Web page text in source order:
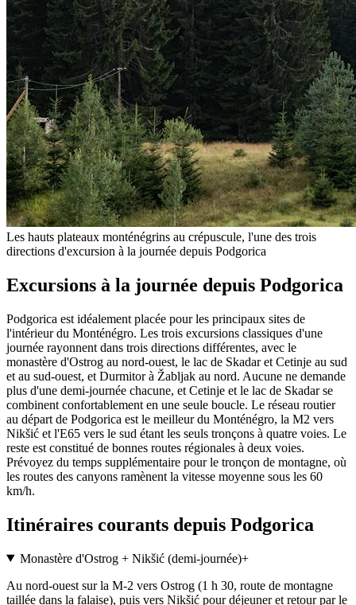
Les hauts plateaux monténégrins au crépuscule, l'une des trois
directions d'excursion à la journée depuis Podgorica
Excursions à la journée depuis Podgorica
Podgorica est idéalement placée pour les principaux sites de
l'intérieur du Monténégro. Les trois excursions classiques d'une
journée rayonnent dans trois directions différentes, avec le
monastère d'Ostrog au nord-ouest, le lac de Skadar et Cetinje au sud
et au sud-ouest, et Durmitor à Žabljak au nord. Aucune ne demande
plus d'une demi-journée chacune, et Cetinje et le lac de Skadar se
combinent confortablement en une seule boucle. Le réseau routier
au départ de Podgorica est le meilleur du Monténégro, la M2 vers
Nikšić et l'E65 vers le sud étant les seuls tronçons à quatre voies. Le
reste est constitué de bonnes routes régionales à deux voies.
Prévoyez du temps supplémentaire pour le tronçon de montagne, où
les routes des canyons ramènent la vitesse moyenne sous les 60
km/h.
Itinéraires courants depuis Podgorica
Monastère d'Ostrog + Nikšić (demi-journée)+
Au nord-ouest sur la M-2 vers Ostrog (1 h 30, route de montagne
taillée dans la falaise), puis vers Nikšić pour déjeuner et retour par le